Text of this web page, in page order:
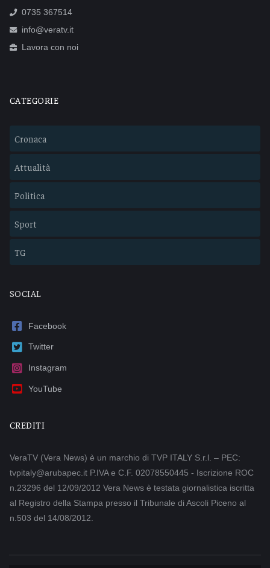
0735 367514
info@veratv.it
Lavora con noi
CATEGORIE
Cronaca
Attualità
Politica
Sport
TG
SOCIAL
Facebook
Twitter
Instagram
YouTube
CREDITI
VeraTV (Vera News) è un marchio di TVP ITALY S.r.l. – PEC:
tvpitaly@arubapec.it P.IVA e C.F. 02078550445 - Iscrizione ROC
n.23296 del 12/09/2012 Vera News è testata giornalistica iscritta
al Registro della Stampa presso il Tribunale di Ascoli Piceno al
n.503 del 14/08/2012.